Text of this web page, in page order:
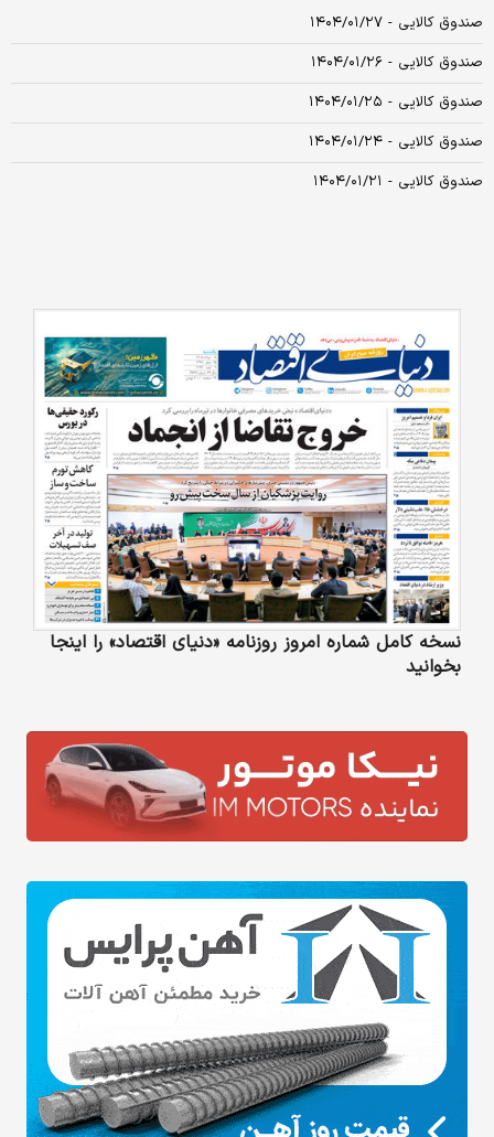
صندوق کالایی - ۱۴۰۴/۰۱/۲۷
صندوق کالایی - ۱۴۰۴/۰۱/۲۶
صندوق کالایی - ۱۴۰۴/۰۱/۲۵
صندوق کالایی - ۱۴۰۴/۰۱/۲۴
صندوق کالایی - ۱۴۰۴/۰۱/۲۱
نسخه کامل شماره امروز روزنامه «دنیای‌ اقتصاد» را اینجا
بخوانید